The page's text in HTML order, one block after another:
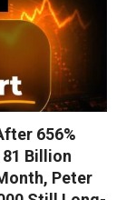
656%
Billion
Peter